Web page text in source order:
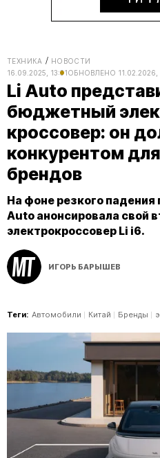
ТЕХНИКА
НОВОСТИ
16.09.2025, 13:31ОБНОВЛЕНО 11.02.2026,
Li Auto
бюджетный
кроссовер: он
конкурентом
брендов
На фоне резкого
Auto анонсировала свой
электрокроссовер Li i6.
ИГОРЬ БАРЫШЕВ
Теги: Автомобили Китай Бренды